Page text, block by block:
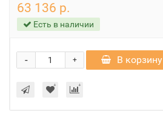
63 136 р.
Есть в наличии
+
- В корзину